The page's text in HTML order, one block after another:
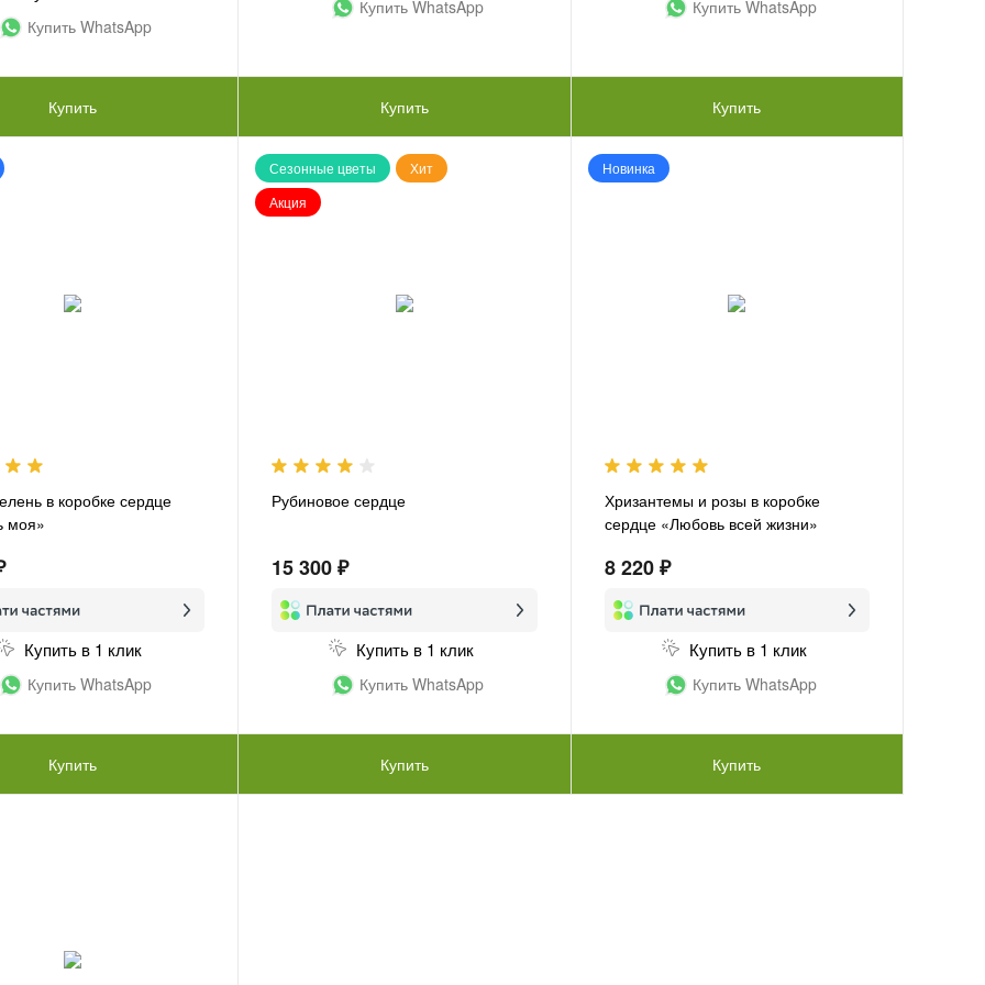
Купить WhatsApp
Купить
Купить WhatsApp
Купить
Купить WhatsApp
Купить
в коробке сердце
моя»
Купить в 1 клик
Купить WhatsApp
Купить
Сезонные цветы
Хит
Акция
Рубиновое сердце
15 300 ₽
Купить в 1 клик
Купить WhatsApp
Купить
Новинка
Хризантемы и розы в коробке
сердце «Любовь всей жизни»
8 220 ₽
Купить в 1 клик
Купить WhatsApp
Купить